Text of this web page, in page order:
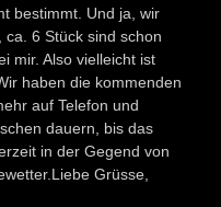
bestimmt. Und ja, wir
6 Stück sind schon
mir. Also vielleicht ist
haben die kommenden
auf Telefon und
dauern, bis das
in der Gegend von
Grüsse,